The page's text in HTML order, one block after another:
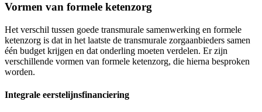
Vormen van formele ketenzorg
Het verschil tussen goede transmurale samenwerking en formele
ketenzorg is dat in het laatste de transmurale zorgaanbieders samen
één budget krijgen en dat onderling moeten verdelen. Er zijn
verschillende vormen van formele ketenzorg, die hierna besproken
worden.
Integrale eerstelijnsfinanciering